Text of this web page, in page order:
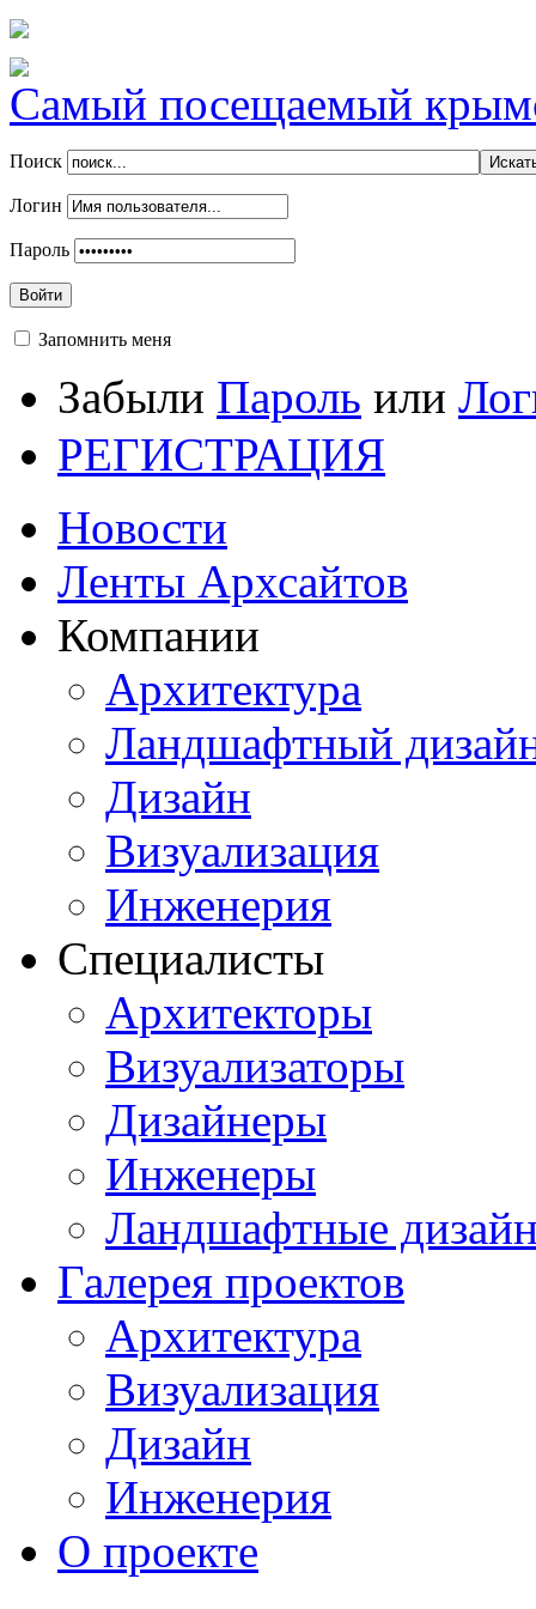
Самый посещаемый
Поиск
Логин
Пароль
Войти
Запомнить меня
Забыли Пароль или
РЕГИСТРАЦИЯ
Новости
Ленты Архсайтов
Компании
Архитектура
Ландшафтный
Дизайн
Визуализация
Инженерия
Специалисты
Архитекторы
Визуализаторы
Дизайнеры
Инженеры
Ландшафтные
Галерея проектов
Архитектура
Визуализация
Дизайн
Инженерия
О проекте